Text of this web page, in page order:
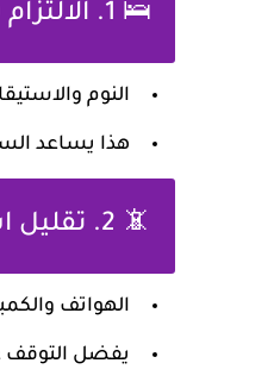
🛌 1. الالتزام بجدول نوم ثابت
النوم
هذا يساعد
📵 2. تقليل استخدام الأجهزة الإلكترونية قبل النوم
الهواتف
يفضل التوقف